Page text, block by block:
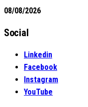
08/08/2026
Social
Linkedin
Facebook
Instagram
YouTube